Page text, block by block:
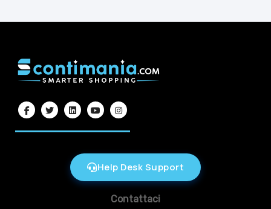
Help Desk Support
Contattaci